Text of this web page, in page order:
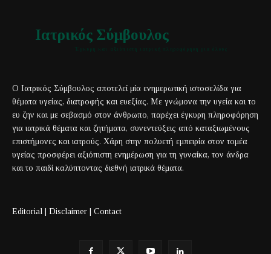
Ιατρικός Σύμβουλος
Ο Ιατρικός Σύμβουλος αποτελεί μία ενημερωτική ιστοσελίδα για
θέματα υγείας, διατροφής και ευεξίας. Με γνώμονα την υγεία και το
ευ ζην και με σεβασμό στον άνθρωπο, παρέχει έγκυρη πληροφόρηση
για ιατρικά θέματα και ζητήματα, συνεντεύξεις από καταξιωμένους
επιστήμονες και ιατρούς. Χάρη στην πολυετή εμπειρία στον τομέα
υγείας προσφέρει αξιόπιστη ενημέρωση για τη γυναίκα, τον άνδρα
και το παιδί καλύπτοντας διεθνή ιατρικά θέματα.
Editorial | Disclaimer | Contact